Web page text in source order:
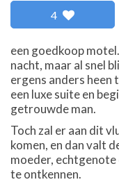
4
een goedkoop
nacht, maar al snel
ergens anders heen
een luxe suite en
getrouwde man.
Toch zal er aan dit
komen, en dan valt
moeder,
te ontkennen.